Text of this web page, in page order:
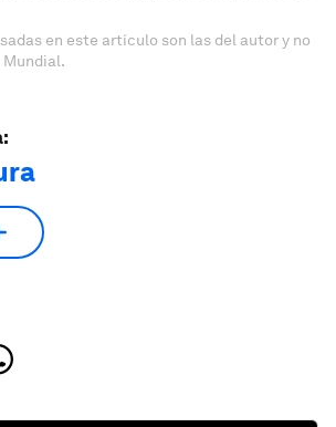
en este artículo son las del autor y no
Mundial.